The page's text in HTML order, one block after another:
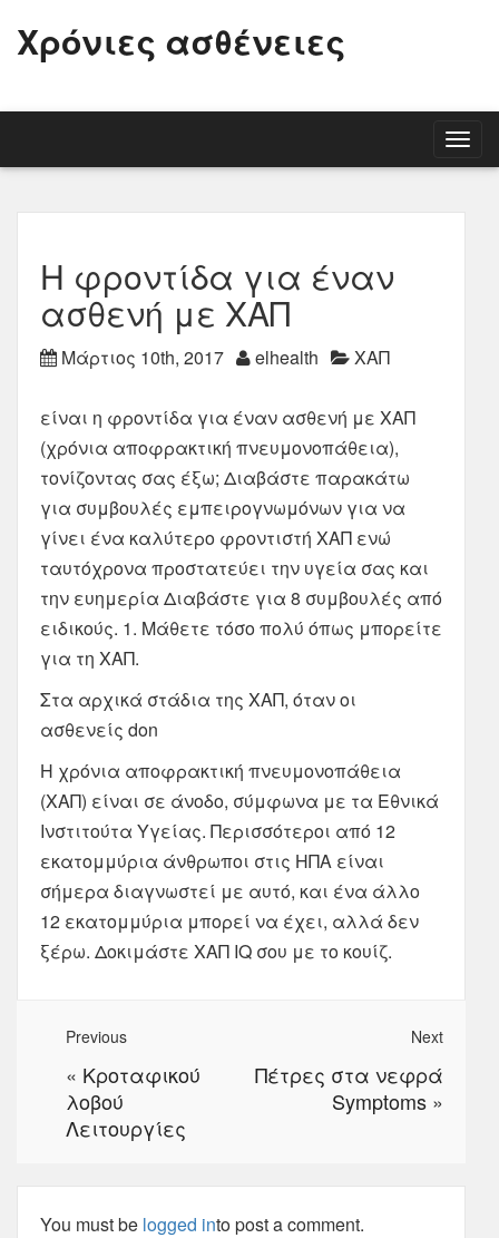
Χρόνιες ασθένειες
Η φροντίδα για έναν
ασθενή με ΧΑΠ
Μάρτιος 10th, 2017 elhealth ΧΑΠ
είναι η φροντίδα για έναν ασθενή με ΧΑΠ
(χρόνια αποφρακτική πνευμονοπάθεια),
τονίζοντας σας έξω; Διαβάστε παρακάτω
για συμβουλές εμπειρογνωμόνων για να
γίνει ένα καλύτερο φροντιστή ΧΑΠ ενώ
ταυτόχρονα προστατεύει την υγεία σας και
την ευημερία Διαβάστε για 8 συμβουλές από
ειδικούς. 1. Μάθετε τόσο πολύ όπως μπορείτε
για τη ΧΑΠ.
Στα αρχικά στάδια της ΧΑΠ, όταν οι
ασθενείς don
Η χρόνια αποφρακτική πνευμονοπάθεια
(ΧΑΠ) είναι σε άνοδο, σύμφωνα με τα Εθνικά
Ινστιτούτα Υγείας. Περισσότεροι από 12
εκατομμύρια άνθρωποι στις ΗΠΑ είναι
σήμερα διαγνωστεί με αυτό, και ένα άλλο
12 εκατομμύρια μπορεί να έχει, αλλά δεν
ξέρω. Δοκιμάστε ΧΑΠ IQ σου με το κουίζ.
Next
Πέτρες στα νεφρά
Symptoms »
Previous
« Κροταφικού
λοβού
Λειτουργίες
You must be logged into post a comment.